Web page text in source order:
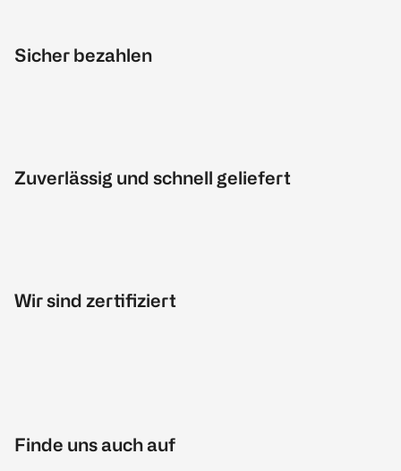
Sicher bezahlen
Zuverlässig und schnell geliefert
Wir sind zertifiziert
Finde uns auch auf